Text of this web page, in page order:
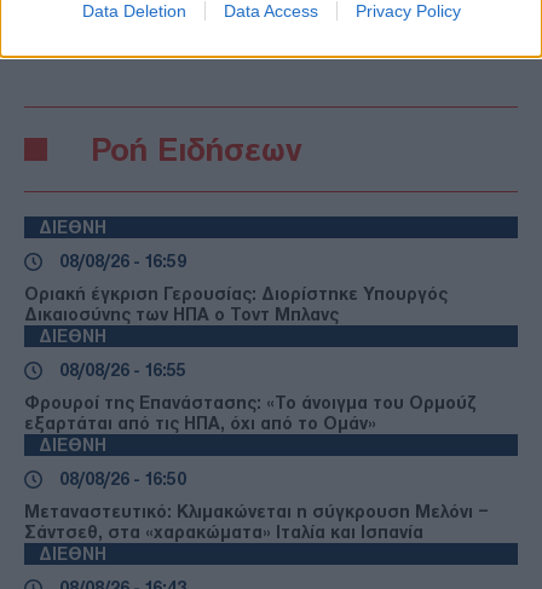
Data Deletion Data Access Privacy Policy
ΠΟΛΕΜΟΣ ΙΡΑΝ-ΗΠΑ-ΙΣΡΑΗΛ ΗΑΕ
ΝΤΟΝΑΛΝΤ ΤΡΑΜΠ
Ροή Ειδήσεων
ΔΙΕΘΝΗ
08/08/26 - 16:59
Οριακή έγκριση Γερουσίας: Διορίστηκε Υπουργός
Δικαιοσύνης των ΗΠΑ ο Τοντ Μπλανς
ΔΙΕΘΝΗ
08/08/26 - 16:55
Φρουροί της Επανάστασης: «Το άνοιγμα του Ορμούζ
εξαρτάται από τις ΗΠΑ, όχι από το Ομάν»
ΔΙΕΘΝΗ
08/08/26 - 16:50
Μεταναστευτικό: Κλιμακώνεται η σύγκρουση Μελόνι –
Σάντσεθ, στα «χαρακώματα» Ιταλία και Ισπανία
ΔΙΕΘΝΗ